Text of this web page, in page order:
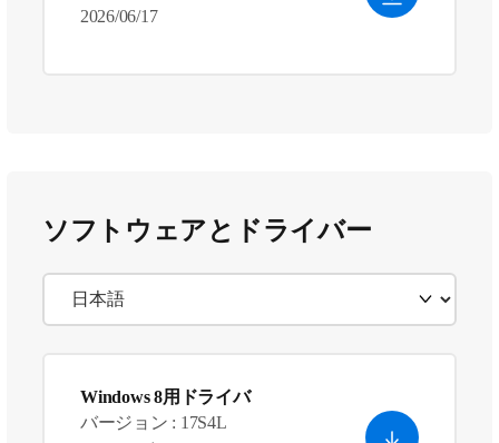
2026/06/17
ソフトウェアとドライバー
Windows 8用ドライバ
バージョン : 17S4L